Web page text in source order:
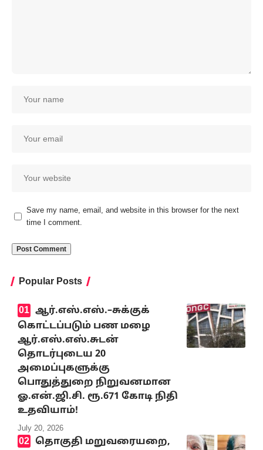
Save my name, email, and website in this browser for the next
time I comment.
Popular Posts
ஆர்.எஸ்.எஸ்.–சுக்குக்
கொட்டப்படும் பண மழை
ஆர்.எஸ்.எஸ்.சுடன்
தொடர்புடைய 20
அமைப்புகளுக்கு
பொதுத்துறை நிறுவனமான
ஓ.என்.ஜி.சி. ரூ.671 கோடி நிதி
உதவியாம்!
July 20, 2026
தொகுதி மறுவரையறை,